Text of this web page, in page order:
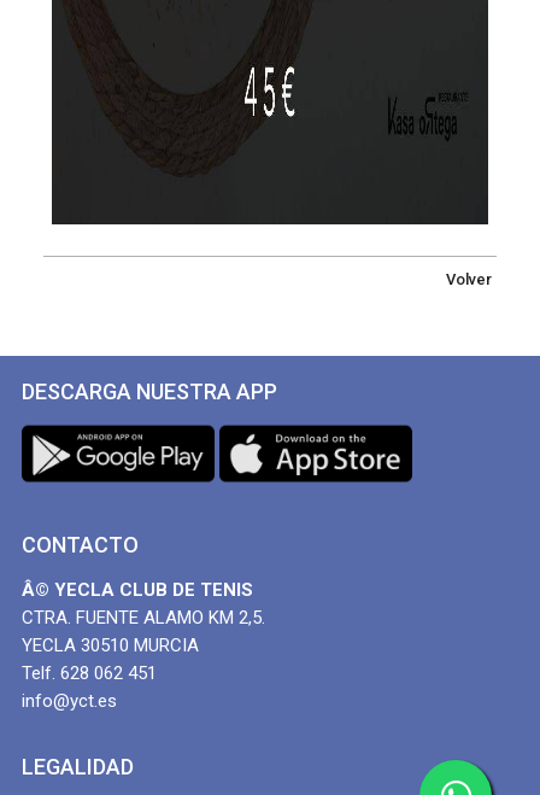
Volver
DESCARGA NUESTRA APP
CONTACTO
Â© YECLA CLUB DE TENIS
CTRA. FUENTE ALAMO KM 2,5.
YECLA 30510 MURCIA
Telf. 628 062 451
info@yct.es
LEGALIDAD